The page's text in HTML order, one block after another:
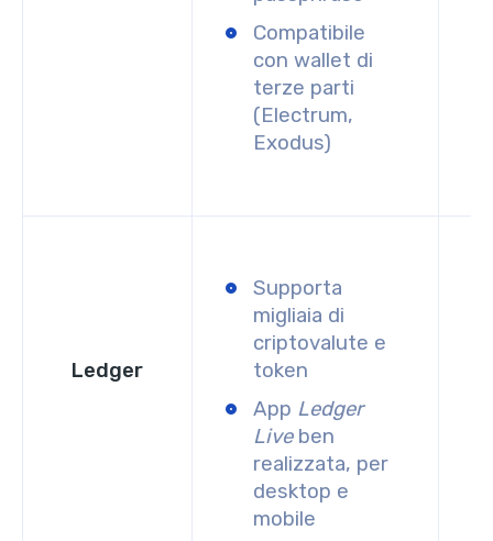
Compatibile
con wallet di
terze parti
(Electrum,
Exodus)
Ledger
Supporta
migliaia di
criptovalute e
token
App Ledger
Liveben
realizzata, per
desktop e
mobile